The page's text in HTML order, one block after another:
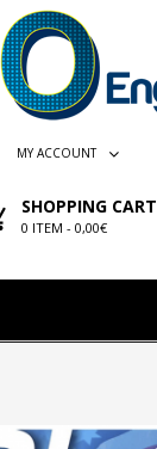
MY ACCOUNT
SHOPPING CART
0 ITEM - 0,00€